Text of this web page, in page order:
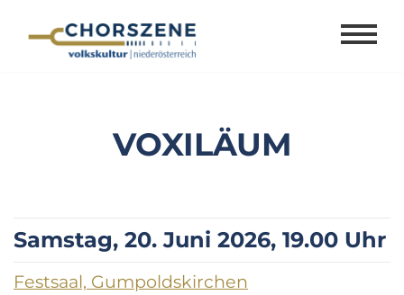
VOXILÄUM
Samstag, 20. Juni 2026, 19.00 Uhr
Festsaal, Gumpoldskirchen